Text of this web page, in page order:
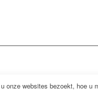
websites bezoekt, hoe